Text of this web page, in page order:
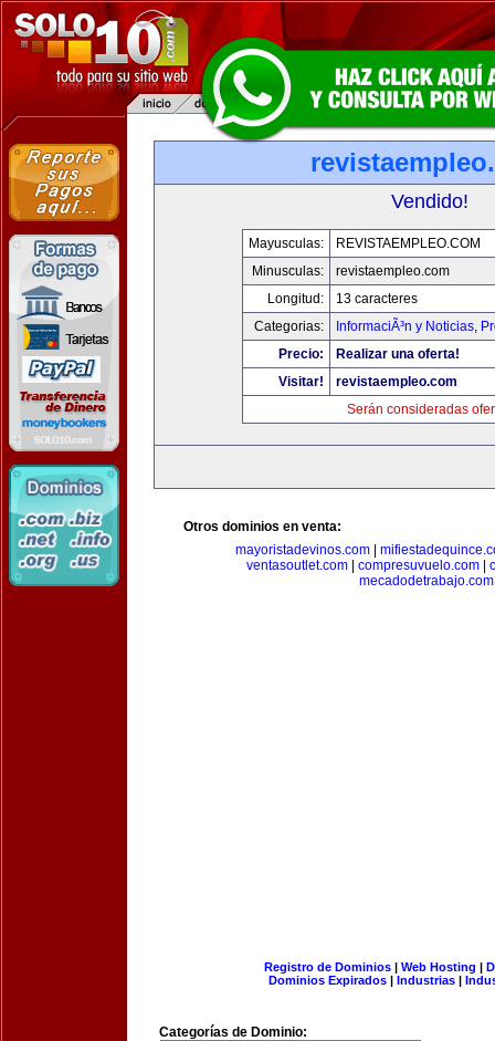
Vendido!
Mayusculas:
REVISTAEMPLEO.COM
Minusculas:
revistaempleo.com
Longitud:
13 caracteres
Categorias:
InformaciÃ³n y Noticias,
Precio:
Realizar una oferta!
Visitar!
revistaempleo.com
Serán consideradas
Otros dominios en venta:
mayoristadevinos.com
ventasoutlet.com
compresuvuelo.com
mecadodetrabajo.com
Registro de Dominios| Web Hosting |
Dominios Expirados | Industrias |
Categorías de Dominio: